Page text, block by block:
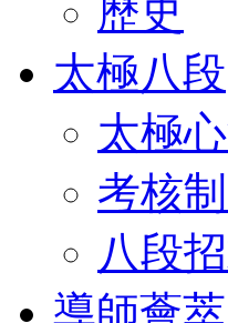
歷史
太極八段
太極
考核
八段
導師薈萃